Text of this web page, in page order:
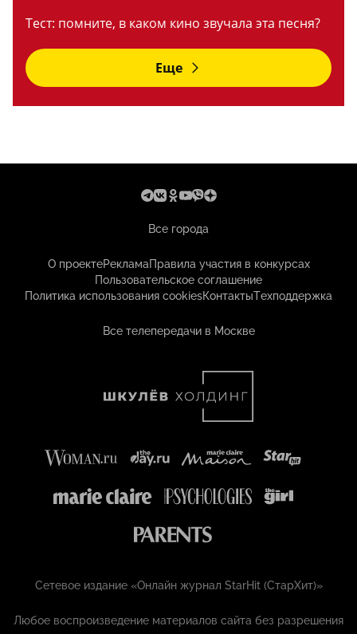
Тест: помните, в каком кино звучала эта песня?
Еще
Все города
О проектеРекламаПравила участия в конкурсах
Пользовательское соглашение
Политика использования cookiesКонтактыТехподдержка
Все телепередачи в Москве
Сетевое издание «Онлайн журнал StarHit (СтарХит)»
Любое воспроизведение материалов сайта без разрешения